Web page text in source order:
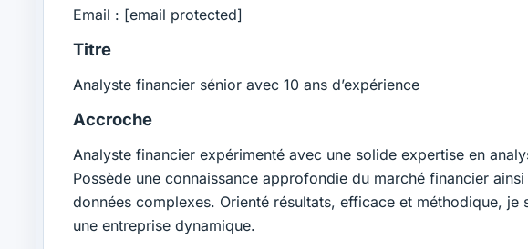
Email : [email protected]
Titre
Analyste financier sénior avec 10 ans d’expérience
Accroche
Analyste financier expérimenté avec une solide expertise en
Possède une connaissance approfondie du marché financier
données complexes. Orienté résultats, efficace et méthodique,
une entreprise dynamique.